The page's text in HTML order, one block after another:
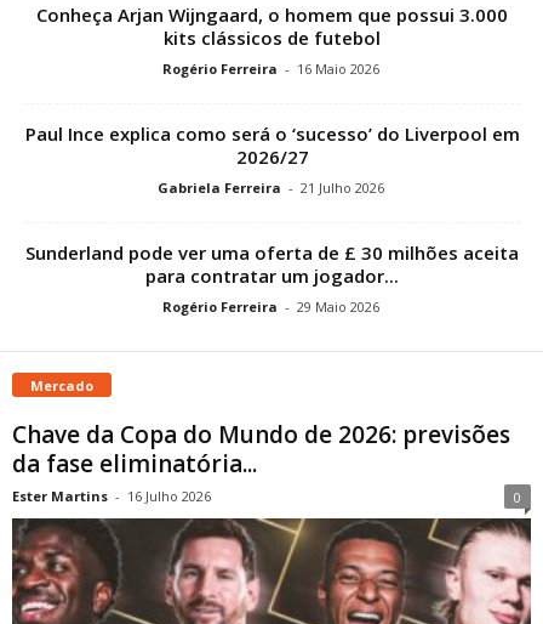
Conheça Arjan Wijngaard, o homem que possui 3.000
kits clássicos de futebol
Rogério Ferreira - 16 Maio 2026
Paul Ince explica como será o ‘sucesso’ do Liverpool em
2026/27
Gabriela Ferreira - 21 Julho 2026
Sunderland pode ver uma oferta de £ 30 milhões aceita
para contratar um jogador...
Rogério Ferreira - 29 Maio 2026
Mercado
Chave da Copa do Mundo de 2026: previsões
da fase eliminatória...
Ester Martins - 16 Julho 2026 0